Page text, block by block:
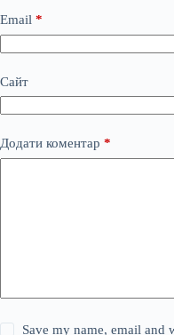
Email *
Сайт
Додати коментар *
Save my name, email and